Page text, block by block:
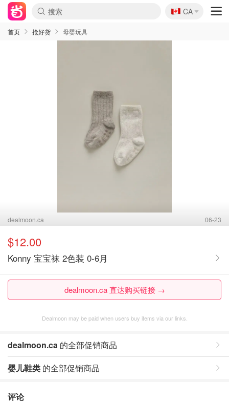
🇨🇦
CA
首页 抢好货 母婴玩具
dealmoon.ca 06-23
$12.00
Konny 宝宝袜 2色装 0-6月
dealmoon.ca 直达购买链接 →
Dealmoon may be paid when users buy items via our links.
dealmoon.ca 的全部促销商品
婴儿鞋类 的全部促销商品
评论